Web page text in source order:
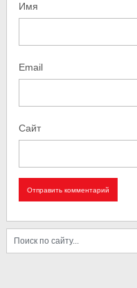
Имя
Email
Сайт